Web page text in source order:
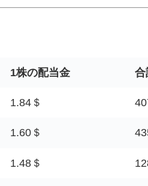
1株の配当金 合
1.84＄
1.60＄
1.48＄